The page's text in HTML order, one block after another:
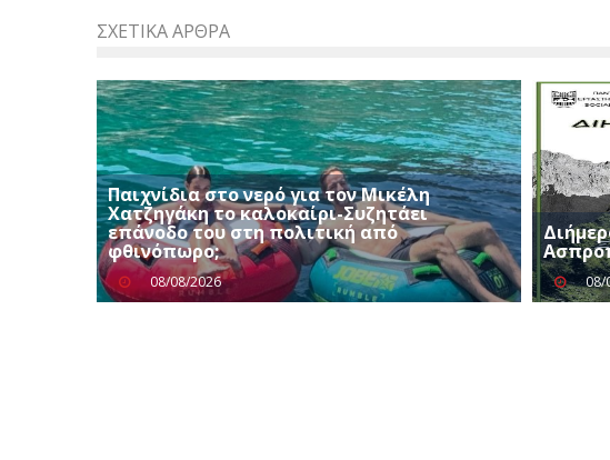
ΣΧΕΤΙΚΆ ΆΡΘΡΑ
Παιχνίδια στο νερό για τον Μικέλη
Χατζηγάκη το καλοκαίρι-Συζητάει
επάνοδο του στη πολιτική από
φθινόπωρο;
08/08/2026 08/